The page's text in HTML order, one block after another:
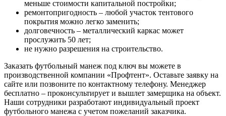
меньше стоимости капитальной постройки;
ремонтопригодность – любой участок тентового
покрытия можно легко заменить;
долговечность – металлический каркас может
прослужить 50 лет;
не нужно разрешения на строительство.
Заказать футбольный манеж под ключ вы можете в
производственной компании «Профтент». Оставьте заявку на
сайте или позвоните по контактному телефону. Менеджер
бесплатно – проконсультирует и вышлет замерщика на объект.
Наши сотрудники разработают индивидуальный проект
футбольного манежа с учетом пожеланий заказчика.